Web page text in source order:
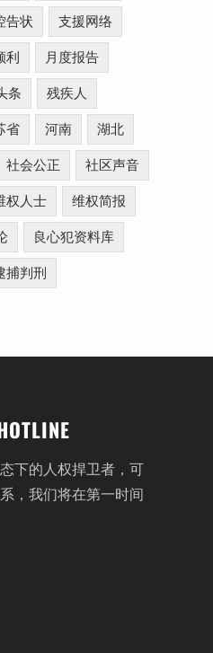
告状 支援网络
利 月度报告
条 残疾人
省 河南 湖北
社会公正 社区声音
权人士 维权简报
良心犯资料库
捕判刑
下的人权捍卫者，可
，我们将在第一时间